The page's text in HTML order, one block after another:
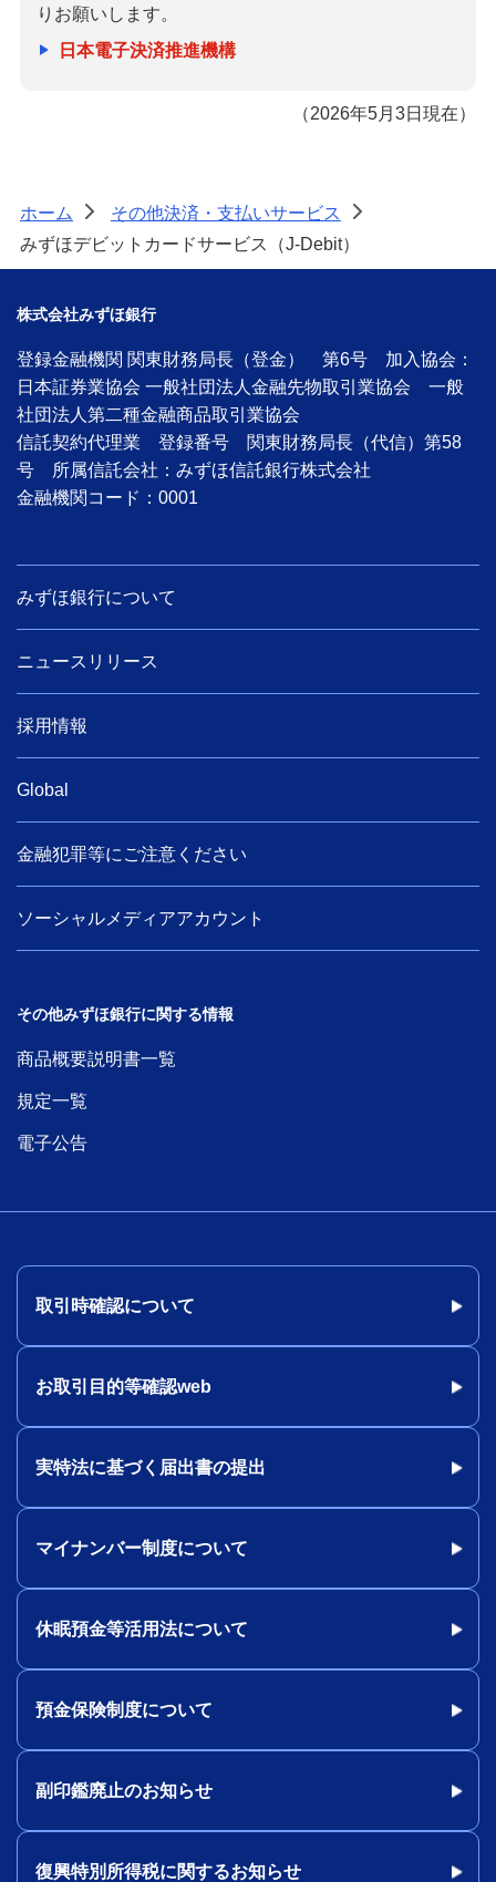
りお願いします。
日本電子決済推進機構
（2026年5月3日現在）
ホーム > その他決済・支払いサービス
>
みずほデビットカードサービス（J-Debit）
株式会社みずほ銀行
登録金融機関 関東財務局長（登金） 第6号 加入協会：
日本証券業協会 一般社団法人金融先物取引業協会 一般
社団法人第二種金融商品取引業協会
信託契約代理業 登録番号 関東財務局長（代信）第58
号 所属信託会社：みずほ信託銀行株式会社
金融機関コード：0001
みずほ銀行について
ニュースリリース
採用情報
Global
金融犯罪等にご注意ください
ソーシャルメディアアカウント
その他みずほ銀行に関する情報
商品概要説明書一覧
規定一覧
電子公告
取引時確認について
お取引目的等確認web
実特法に基づく届出書の提出
マイナンバー制度について
休眠預金等活用法について
預金保険制度について
副印鑑廃止のお知らせ
復興特別所得税に関するお知らせ